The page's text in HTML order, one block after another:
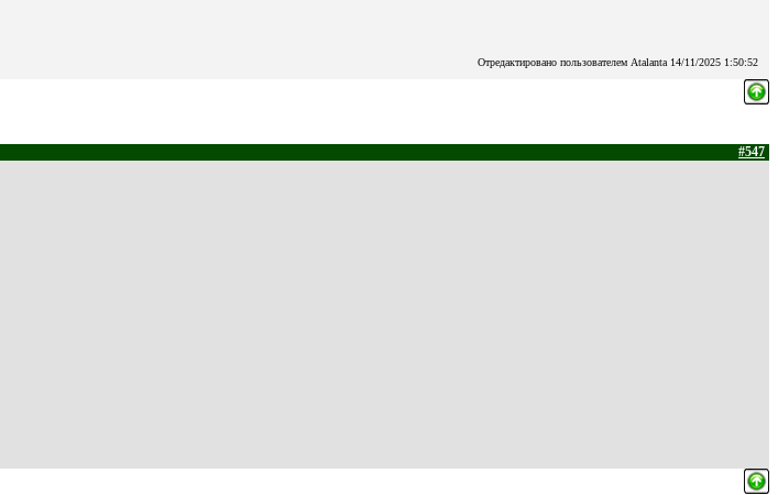
Отредактировано пользователем Atalanta 14/11/2025 1:50:52
#547